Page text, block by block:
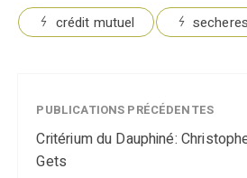
crédit mutuel
PUBLICATIONS PRÉCÉDENTES
Critérium du Dauphiné:
Gets